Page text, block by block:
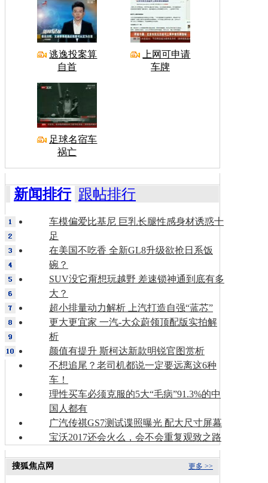
逃逸投案算
自首
上网可申请
车牌
足球名宿车
祸亡
新闻排行 跟帖排行
车模偏爱比基尼 巨乳长腿性感身材诱惑十
足
在美国不吃香 全新GL8升级欲抢日系饭
碗？
SUV没它甭想玩越野 差速锁神通到底有多
大？
超小排量动力解析 上汽打造自强“蓝芯”
更大更宜家 一汽-大众蔚领顶配版实拍解
析
颜值有提升 斯柯达新款明锐官图赏析
不想追尾？老司机都说一定要远离这6种
车！
理性买车必须克服的5大“毛病”91.3%的中
国人都有
广汽传祺GS7测试谍照曝光 配大尺寸屏幕
宝沃2017还会火么，会不会重复观致之路
更多 >>
搜狐焦点网